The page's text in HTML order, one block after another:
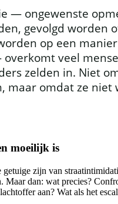
— ongewenste
gevolgd worden
op een
veel
zelden in. Niet
maar omdat ze niet
moeilijk is
getuige zijn van
Maar dan: wat precies?
aan? Wat als het